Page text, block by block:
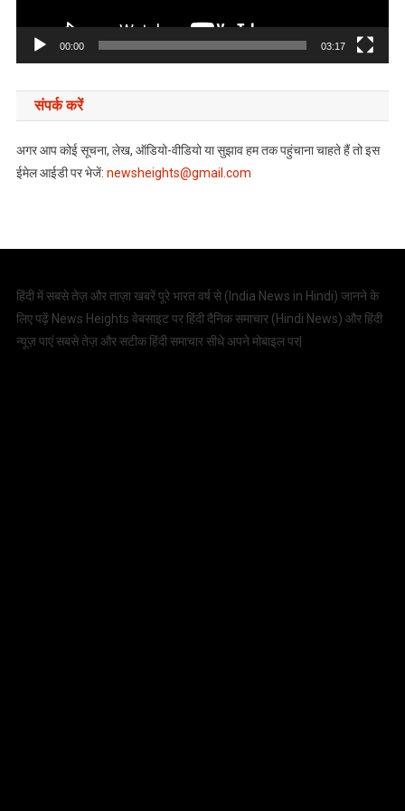
00:00 03:17
संपर्क करें
अगर आप कोई सूचना, लेख, ऑडियो-वीडियो या सुझाव हम तक पहुंचाना चाहते हैं तो इस
ईमेल आईडी पर भेजें: newsheights@gmail.com
हिंदी में सबसे तेज़ और ताज़ा खबरें पूरे भारत वर्ष से ( India News in Hindi) जानने के
लिए पढ़ें News Heights वेबसाइट पर हिंदी दैनिक समाचार (Hindi News) और हिंदी
न्यूज़ पाएं सबसे तेज़ और सटीक हिंदी समाचार सीधे अपने मोबाइल पर|